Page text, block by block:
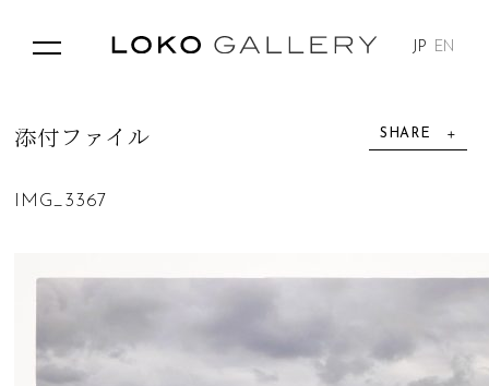
JP EN
SHARE
添付 フ ァ イ ル
IMG_3367